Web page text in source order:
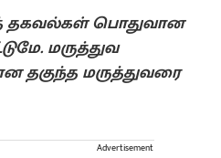
தகவல்கள் பொதுவான
மருத்துவ
தகுந்த மருத்துவரை
Advertisement